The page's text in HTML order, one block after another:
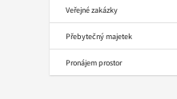
Veřejné zakázky
Přebytečný majetek
Pronájem prostor